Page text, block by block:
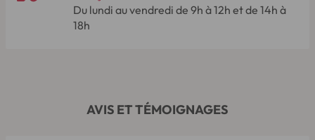
Du lundi au vendredi de 9h à 12h et de 14h à
18h
AVIS ET TÉMOIGNAGES